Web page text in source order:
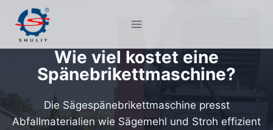
Inhalt
springen
Wie viel kostet eine
Spänebrikettmaschine?
Die Sägespänebrikettmaschine presst
Abfallmaterialien wie Sägemehl und Stroh effizient